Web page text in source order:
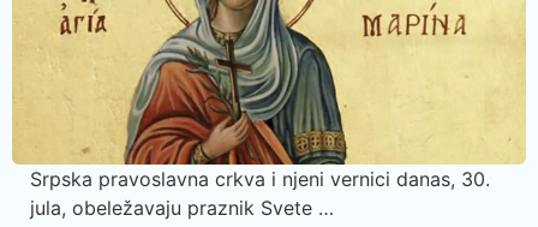
Srpska pravoslavna crkva i njeni vernici danas, 30.
jula, obeležavaju praznik Svete …